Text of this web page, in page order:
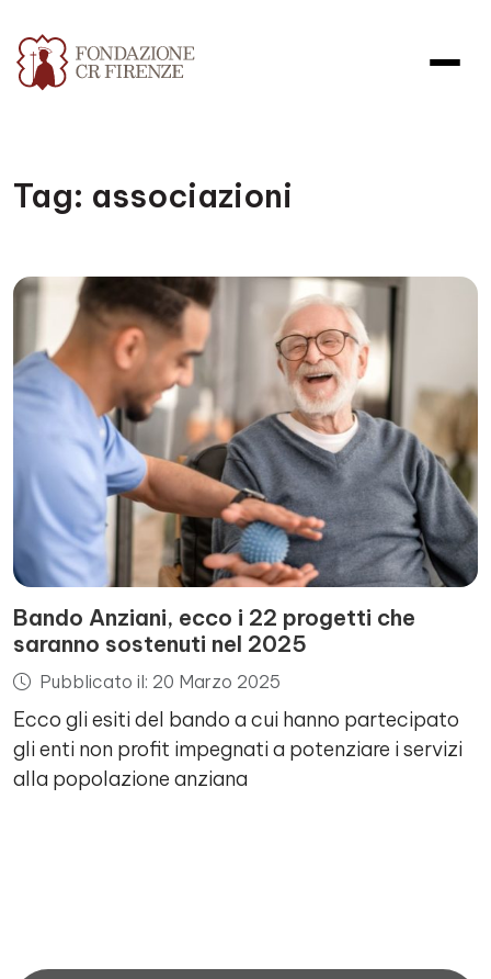
Tag: associazioni
Bando Anziani, ecco i 22 progetti che
saranno sostenuti nel 2025
Pubblicato il: 20 Marzo 2025
Ecco gli esiti del bando a cui hanno partecipato
gli enti non profit impegnati a potenziare i servizi
alla popolazione anziana